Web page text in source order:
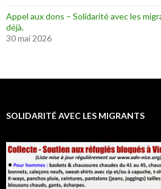
Appel aux dons – Solidarité avec les
déjà.
30 mai 2026
SOLIDARITÉ AVEC LES MIGRANTS